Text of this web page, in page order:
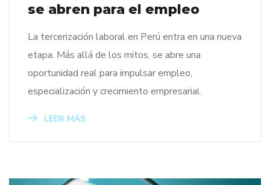
se abren para el empleo
La tercerización laboral en Perú entra en una nueva
etapa. Más allá de los mitos, se abre una
oportunidad real para impulsar empleo,
especialización y crecimiento empresarial.
LEER MÁS